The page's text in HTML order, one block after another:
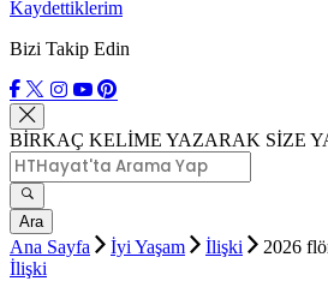
Kaydettiklerim
Bizi Takip Edin
BİRKAÇ KELİME YAZARAK SİZE
Ara
Ana Sayfa İyi Yaşam İlişki
2026
İlişki